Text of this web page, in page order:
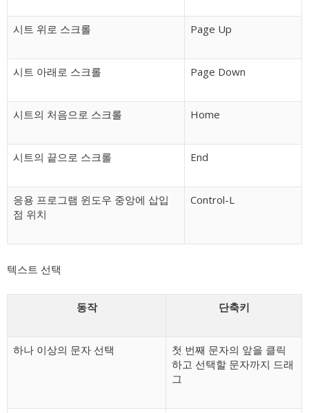
시트 위로 스크롤 Page Up
시트 아래로 스크롤 Page Down
시트의 처음으로 스크롤 Home
시트의 끝으로 스크롤 End
응용 프로그램 윈도우 중앙에 삽입
점 위치
Control-L
텍스트 선택
동작 단축키
하나 이상의 문자 선택
첫 번째 문자의 앞을 클릭
하고 선택할 문자까지 드래
그